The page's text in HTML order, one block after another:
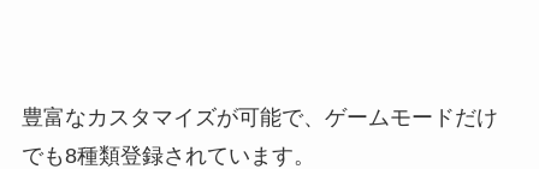
豊富なカスタマイズが可能で、ゲームモードだけ
でも8種類登録されています。